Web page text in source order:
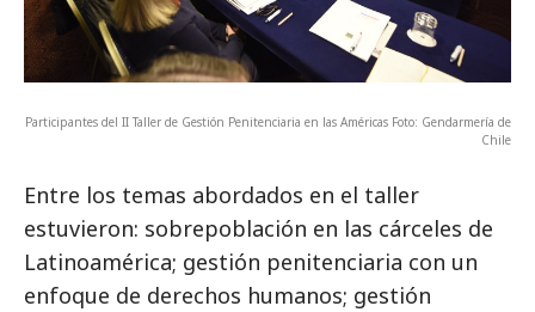
Participantes del II Taller de Gestión Penitenciaria en las Américas Foto: Gendarmería de
Chile
Entre los temas abordados en el taller
estuvieron: sobrepoblación en las cárceles de
Latinoamérica; gestión penitenciaria con un
enfoque de derechos humanos; gestión